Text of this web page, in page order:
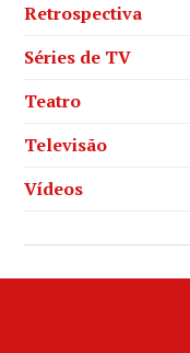
Retrospectiva
Séries de TV
Teatro
Televisão
Vídeos